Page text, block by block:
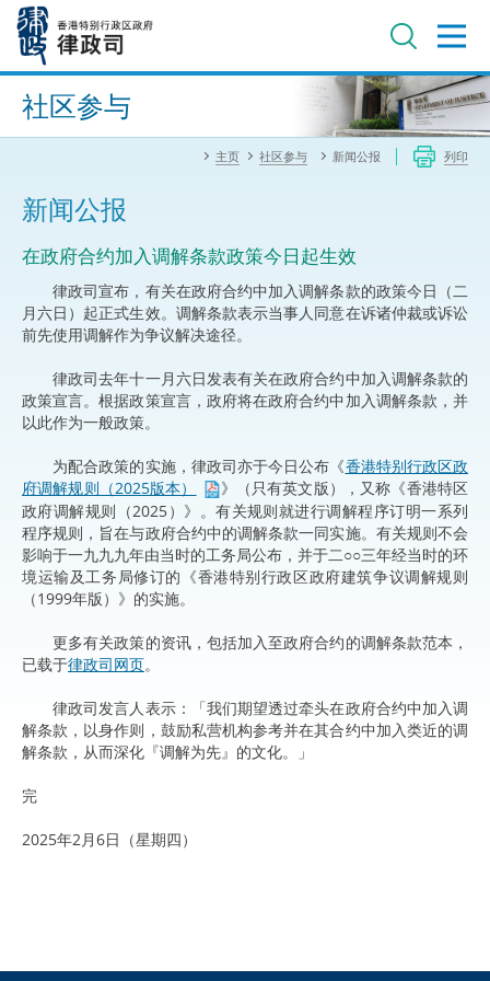
内
进阶搜寻
社区参与
主页 社区参与 新闻公报 列印
新闻公报
在政府合约加入调解条款政策今日起生效
律政司宣布，有关在政府合约中加入调解条款的政策今日（二
月六日）起正式生效。调解条款表示当事人同意在诉诸仲裁或诉讼
前先使用调解作为争议解决途径。
律政司去年十一月六日发表有关在政府合约中加入调解条款的
政策宣言。根据政策宣言，政府将在政府合约中加入调解条款，并
以此作为一般政策。
为配合政策的实施，律政司亦于今日公布《香港特别行政区政
府调解规则（2025版本）
》（只有英文版），又称《香港特区
政府调解规则（2025）》。有关规则就进行调解程序订明一系列
程序规则，旨在与政府合约中的调解条款一同实施。有关规则不会
影响于一九九九年由当时的工务局公布，并于二○○三年经当时的环
境运输及工务局修订的《香港特别行政区政府建筑争议调解规则
（1999年版）》的实施。
更多有关政策的资讯，包括加入至政府合约的调解条款范本，
已载于律政司网页。
律政司发言人表示：「我们期望透过牵头在政府合约中加入调
解条款，以身作则，鼓励私营机构参考并在其合约中加入类近的调
解条款，从而深化『调解为先』的文化。」
完
2025年2月6日（星期四）